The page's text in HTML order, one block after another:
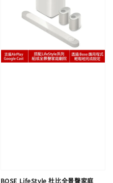
BOSE LifeStyle 杜比全景聲家庭